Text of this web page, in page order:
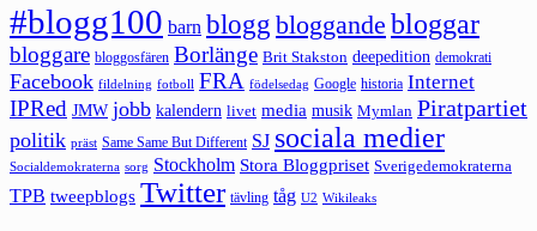
#blogg100 barn blogg bloggande bloggar
bloggare bloggosfären Borlänge Brit Stakston deepedition demokrati
Facebook fildelning fotboll FRA födelsedag Google historia Internet
IPRed JMW jobb kalendern livet media musik Mymlan Piratpartiet
politik präst Same Same But Different SJ sociala medier
Socialdemokraterna sorg Stockholm Stora Bloggpriset Sverigedemokraterna
TPB tweepblogs Twitter tävling tåg U2 Wikileaks